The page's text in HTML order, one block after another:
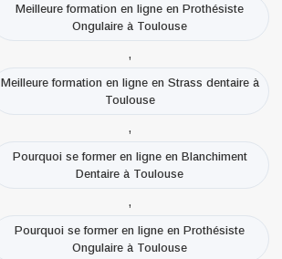
Meilleure formation en ligne en Prothésiste
Ongulaire à Toulouse
,
Meilleure formation en ligne en Strass dentaire à
Toulouse
,
Pourquoi se former en ligne en Blanchiment
Dentaire à Toulouse
,
Pourquoi se former en ligne en Prothésiste
Ongulaire à Toulouse